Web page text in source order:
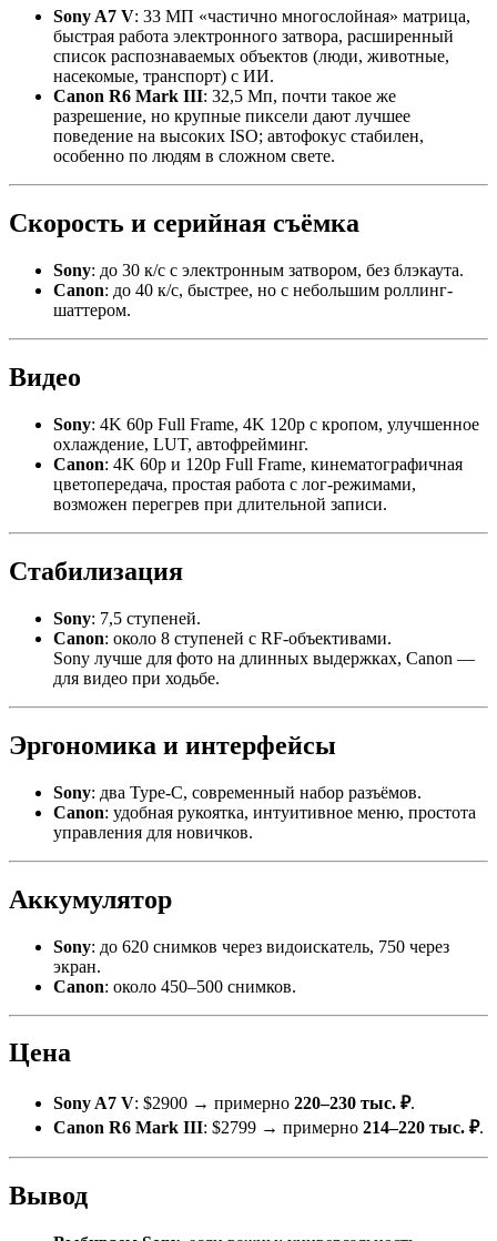
Sony A7 V: 33 МП «частично многослойная» матрица,
быстрая работа электронного затвора, расширенный
список распознаваемых объектов (люди, животные,
насекомые, транспорт) с ИИ.
Canon R6 Mark III: 32,5 Мп, почти такое же
разрешение, но крупные пиксели дают лучшее
поведение на высоких ISO; автофокус стабилен,
особенно по людям в сложном свете.
Скорость и серийная съёмка
Sony: до 30 к/с с электронным затвором, без блэкаута.
Canon: до 40 к/с, быстрее, но с небольшим роллинг-
шаттером.
Видео
Sony: 4K 60p Full Frame, 4K 120p с кропом, улучшенное
охлаждение, LUT, автофрейминг.
Canon: 4K 60p и 120p Full Frame, кинематографичная
цветопередача, простая работа с лог-режимами,
возможен перегрев при длительной записи.
Стабилизация
Sony: 7,5 ступеней.
Canon: около 8 ступеней с RF-объективами.
Sony лучше для фото на длинных выдержках, Canon —
для видео при ходьбе.
Эргономика и интерфейсы
Sony: два Type-C, современный набор разъёмов.
Canon: удобная рукоятка, интуитивное меню, простота
управления для новичков.
Аккумулятор
Sony: до 620 снимков через видоискатель, 750 через
экран.
Canon: около 450–500 снимков.
Цена
Sony A7 V: $2900 → примерно 220–230 тыс. ₽.
Canon R6 Mark III: $2799 → примерно 214–220 тыс. ₽.
Вывод